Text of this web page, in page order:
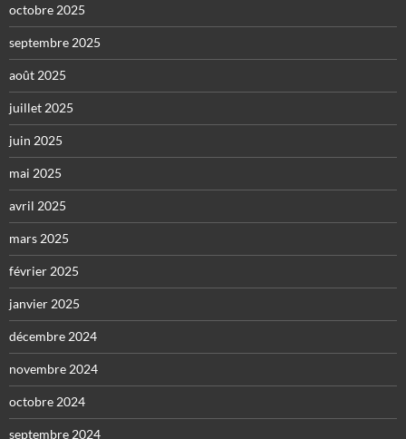
octobre 2025
septembre 2025
août 2025
juillet 2025
juin 2025
mai 2025
avril 2025
mars 2025
février 2025
janvier 2025
décembre 2024
novembre 2024
octobre 2024
septembre 2024